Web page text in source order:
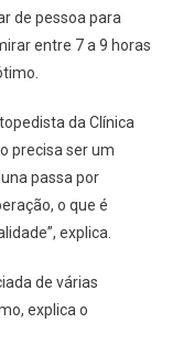
de pessoa para
entre 7 a 9 horas
da Clínica
precisa ser um
passa por
o que é
explica.
de várias
explica o